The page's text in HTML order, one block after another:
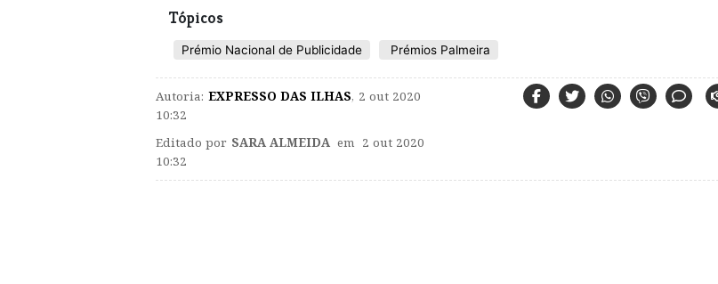
Tópicos
Prémio Nacional de Publicidade Prémios Palmeira
Autoria: EXPRESSO DAS ILHAS, 2 out 2020
10:32
Editado por SARA ALMEIDA em 2 out 2020
10:32